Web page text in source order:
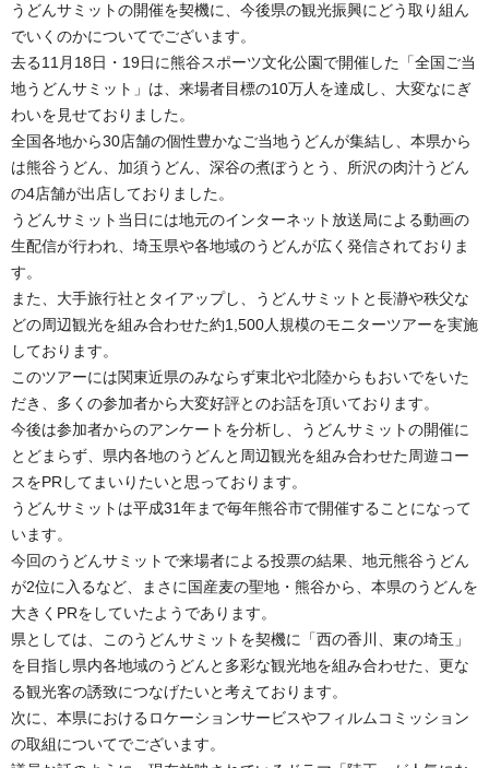
うどんサミットの開催を契機に、今後県の観光振興にどう取り組ん
でいくのかについてでございます。
去る11月18日・19日に熊谷スポーツ文化公園で開催した「全国ご当
地うどんサミット」は、来場者目標の10万人を達成し、大変なにぎ
わいを見せておりました。
全国各地から30店舗の個性豊かなご当地うどんが集結し、本県から
は熊谷うどん、加須うどん、深谷の煮ぼうとう、所沢の肉汁うどん
の4店舗が出店しておりました。
うどんサミット当日には地元のインターネット放送局による動画の
生配信が行われ、埼玉県や各地域のうどんが広く発信されておりま
す。
また、大手旅行社とタイアップし、うどんサミットと長瀞や秩父な
どの周辺観光を組み合わせた約1,500人規模のモニターツアーを実施
しております。
このツアーには関東近県のみならず東北や北陸からもおいでをいた
だき、多くの参加者から大変好評とのお話を頂いております。
今後は参加者からのアンケートを分析し、うどんサミットの開催に
とどまらず、県内各地のうどんと周辺観光を組み合わせた周遊コー
スをPRしてまいりたいと思っております。
うどんサミットは平成31年まで毎年熊谷市で開催することになって
います。
今回のうどんサミットで来場者による投票の結果、地元熊谷うどん
が2位に入るなど、まさに国産麦の聖地・熊谷から、本県のうどんを
大きくPRをしていたようであります。
県としては、このうどんサミットを契機に「西の香川、東の埼玉」
を目指し県内各地域のうどんと多彩な観光地を組み合わせた、更な
る観光客の誘致につなげたいと考えております。
次に、本県におけるロケーションサービスやフィルムコミッション
の取組についてでございます。